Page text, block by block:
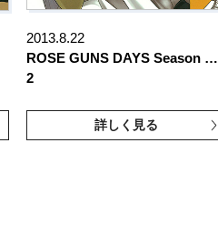
2013.8.22
ROSE GUNS DAYS Season …
2
詳しく見る